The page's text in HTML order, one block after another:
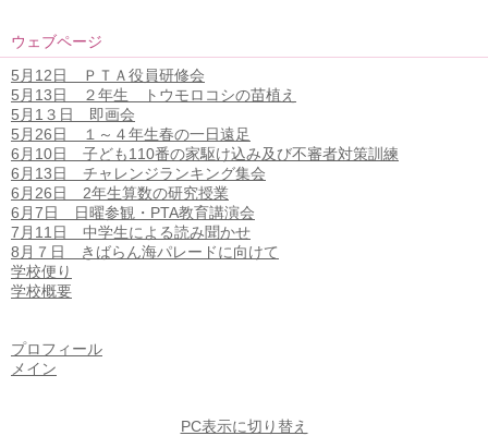
ウェブページ
5月12日 ＰＴＡ役員研修会
5月13日 ２年生 トウモロコシの苗植え
5月1３日 即画会
5月26日 １～４年生春の一日遠足
6月10日 子ども110番の家駆け込み及び不審者対策訓練
6月13日 チャレンジランキング集会
6月26日 2年生算数の研究授業
6月7日 日曜参観・PTA教育講演会
7月11日 中学生による読み聞かせ
8月７日 きばらん海パレードに向けて
学校便り
学校概要
プロフィール
メイン
PC表示に切り替え